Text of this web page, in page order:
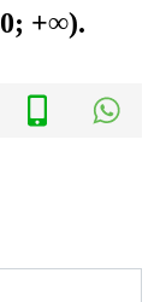
+∞).